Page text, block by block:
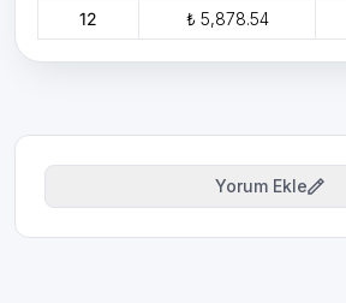
12
₺ 5,878.54
Yorum Ekle